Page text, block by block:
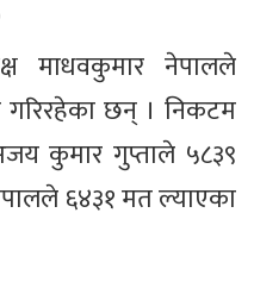
माधवकुमार नेपालले
गरिरहेका छन् । निकटम
कुमार गुप्ताले ५८३९
६४३१ मत ल्याएका